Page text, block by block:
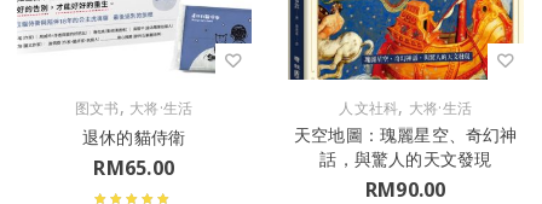
图文书, 大将·生活
退休的貓侍衛
RM65.00
人文社科, 大将·生活
天空地圖：瑰麗星空、奇幻神
話，與驚人的天文發現
RM90.00